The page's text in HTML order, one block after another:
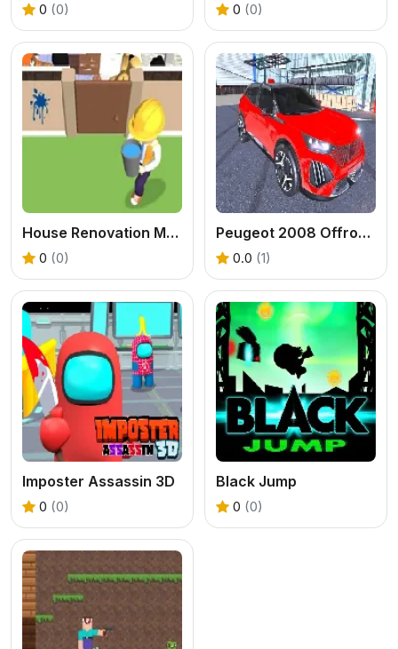
0 (0) 0 (0)
House Renovation Master
0 (0)
Peugeot 2008 Offroad Driving
0.0 (1)
Imposter Assassin 3D
0 (0)
Black Jump
0 (0)